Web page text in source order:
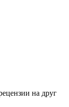
на друг